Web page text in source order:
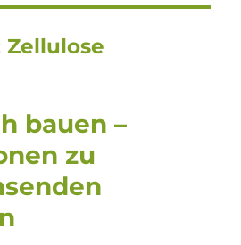
Zellulose
bauen –
zu